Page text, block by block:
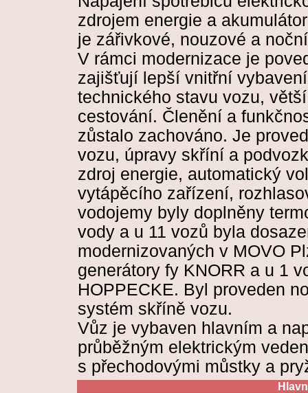
zdrojem energie a
je zářivkové, nouzové a
V rámci modernizace je
zajišťují lepší vnitřní
technického stavu vozu,
cestování. Členění a
zůstalo zachováno. Je
vozu, úpravy skříní a
zdroj energie, automatický
vytápěcího zařízení,
vodojemy byly doplněny
vody a u 11 vozů byla
modernizovaných v MOVO
generátory fy KNORR a u 1
HOPPECKE. Byl proveden
systém skříně vozu.
Vůz je vybaven hlavním a
průběžným elektrickým
s přechodovými můstky a